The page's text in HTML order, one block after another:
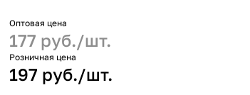
Оптовая цена
177 руб./шт.
Розничная цена
197 руб./шт.